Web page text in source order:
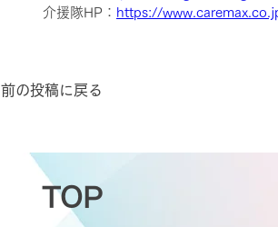
介援隊HP： https://
前の投稿に戻る
TOP